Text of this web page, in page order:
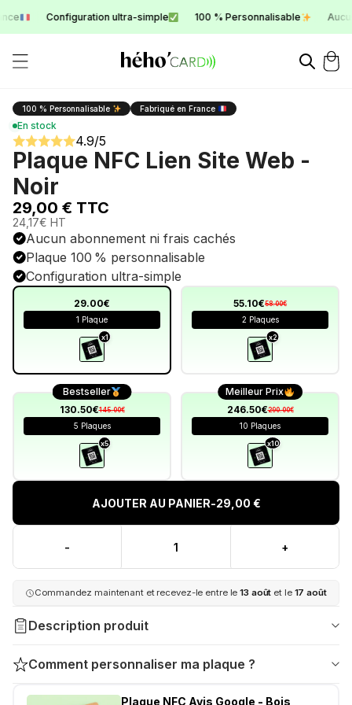
Configuration ultra-simple 100 % Personnalisable
100 % Personnalisable Fabriqué en France
En stock
4.9/5
Plaque NFC Lien Site Web -
Noir
29,00 € TTC
24,17€ HT
Aucun abonnement ni frais cachés
Plaque 100 % personnalisable
Configuration ultra-simple
29.00€
1 Plaque
x1
55.10€58.00€
2 Plaques
x2
Bestseller
130.50€145.00€
5 Plaques
x5
Meilleur Prix
246.50€290.00€
10 Plaques
x10
AJOUTER AU PANIER-29,00 €
- +
Commandez maintenant et recevez-le entre le13 août et le 17 août
Description produit
Comment personnaliser ma plaque ?
Plaque NFC Avis Google - Bois